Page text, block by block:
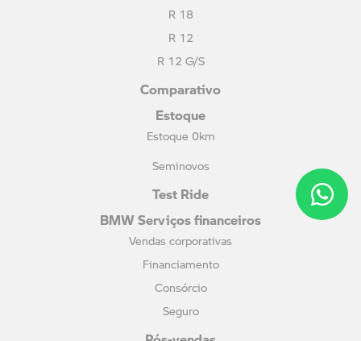
R 18
R 12
R 12 G/S
Comparativo
Estoque
Estoque 0km
Seminovos
Test Ride
BMW Serviços financeiros
Vendas corporativas
Financiamento
Consórcio
Seguro
Pós-vendas